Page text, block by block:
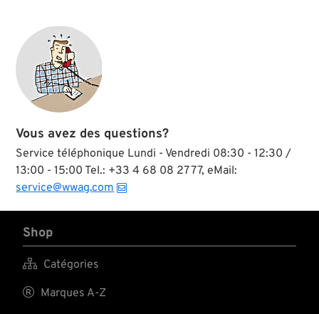
Vous avez des questions?
Service téléphonique Lundi - Vendredi 08:30 - 12:30 /
13:00 - 15:00 Tel.: +33 4 68 08 27 77, eMail:
service@wwag.com
Shop
 Catégories
 Marques A-Z